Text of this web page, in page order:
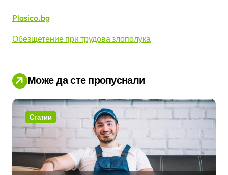
Plasico.bg
Обезщетение при трудова злополука
Може да сте пропуснали
Статии